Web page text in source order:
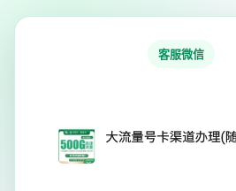
客服微信
号易号卡平台
号卡产品
号卡产品 联通北湖卡39元